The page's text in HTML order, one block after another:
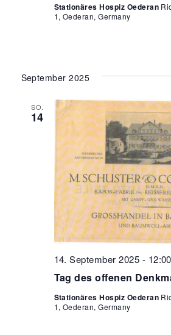
Stationäres Hospiz Oederan
1, Oederan, Germany
September 2025
SO.
14
Tag des offenen
14. September 2025 - 12:00
Stationäres Hospiz Oederan
1, Oederan, Germany